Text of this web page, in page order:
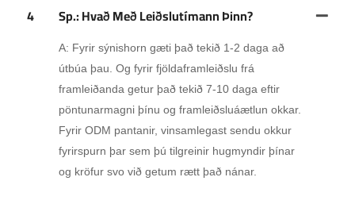
4 Sp.: Hvað Með Leiðslutímann Þinn?
A: Fyrir sýnishorn gæti það tekið 1-2 daga að
útbúa þau. Og fyrir fjöldaframleiðslu frá
framleiðanda getur það tekið 7-10 daga eftir
pöntunarmagni þínu og framleiðsluáætlun okkar.
Fyrir ODM pantanir, vinsamlegast sendu okkur
fyrirspurn þar sem þú tilgreinir hugmyndir þínar
og kröfur svo við getum rætt það nánar.